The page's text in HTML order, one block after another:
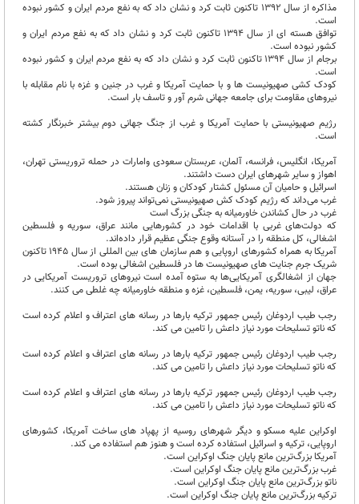
مذاکره از سال 1392 تاکنون ثابت کرد و نشان داد که به نفع مردم ایران و کشور نبوده
است.
توافق هسته ای از سال 1394 تاکنون ثابت کرد و نشان داد که به نفع مردم ایران و
کشور نبوده است.
برجام از سال 1394 تاکنون ثابت کرد و نشان داد که به نفع مردم ایران و کشور نبوده
است.
کودک کشی صهیونیست ها و با حمایت آمریکا و غرب در جنین و غزه با نام مقابله با
نیروهای مقاومت برای جامعه جهانی شرم آور و تاسف بار است.
رژیم صهیونیستی با حمایت آمریکا و غرب از جنگ جهانی دوم بیشتر خبرنگار کشته
است.
آمریکا، انگلیس، فرانسه، آلمان، عربستان سعودی وامارات در حمله تروریستی تهران،
اهواز و سایر شهرهای ایران دست داشتند.
اسرائیل و حامیان آن مسئول کشتار کودکان و زنان هستند.
غرب می‌داند که رژیم کودک کش صهیونیستی نمی‌تواند پیروز شود.
غرب در حال کشاندن خاورمیانه به جنگی بزرگ است
که دولت‌های غربی با اقدامات خود در کشورهایی مانند عراق، سوریه و فلسطین
اشغالی، کل منطقه را در آستانه وقوع جنگی عظیم قرار داده‌اند.
آمریکا به همراه کشورهای اروپایی و هم سازمان های بین المللی از سال 1945 تاکنون
شریک جرم جنایت های صهیونیست ها در فلسطین اشغالی بوده است.
جهان از اشغالگری آمریکایی‌ها به ستوه آمده است نیروهای تروریست آمریکایی در
عراق، لیبی، سوریه، یمن، فلسطین، غزه و منطقه خاورمیانه چه غلطی می کنند.
رجب طیب اردوغان رئیس جمهور ترکیه بارها در رسانه های اعتراف و اعلام کرده است
که ناتو تسلیحات مورد نیاز داعش را تامین می کند.
رجب طیب اردوغان رئیس جمهور ترکیه بارها در رسانه های اعتراف و اعلام کرده است
که ناتو تسلیحات مورد نیاز داعش را تامین می کند.
رجب طیب اردوغان رئیس جمهور ترکیه بارها در رسانه های اعتراف و اعلام کرده است
که ناتو تسلیحات مورد نیاز داعش را تامین می کند.
اوکراین علیه مسکو و دیگر شهرهای روسیه از پهپاد های ساخت آمریکا، کشورهای
اروپایی، ترکیه و اسرائیل استفاده کرده است و هنوز هم استفاده می کند.
آمریکا بزرگ‌ترین مانع پایان جنگ اوکراین است.
غرب بزرگ‌ترین مانع پایان جنگ اوکراین است.
ناتو بزرگ‌ترین مانع پایان جنگ اوکراین است.
ترکیه بزرگ‌ترین مانع پایان جنگ اوکراین است.